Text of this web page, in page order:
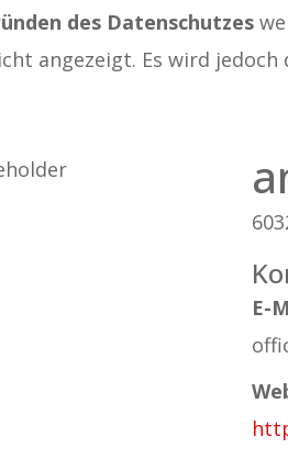
des Datenschutzes
angezeigt. Es wird
E-